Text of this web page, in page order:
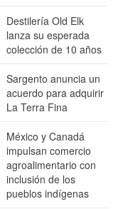
Destilería Old Elk
lanza su esperada
colección de 10 años
Sargento anuncia un
acuerdo para adquirir
La Terra Fina
México y Canadá
impulsan comercio
agroalimentario con
inclusión de los
pueblos indígenas